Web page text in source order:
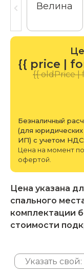
{{ price |
{{ oldPrice |
Безналичный
(для юридических
ИП) с учетом НДС:
Цена на момент
офертой.
Цена указана
спального
комплектации
стоимости